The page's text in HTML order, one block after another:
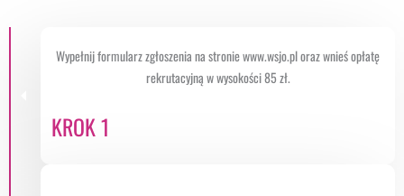
Wypełnij formularz zgłoszenia na stronie www.wsjo.pl oraz wnieś opłatę
rekrutacyjną w wysokości 85 zł.
KROK 1